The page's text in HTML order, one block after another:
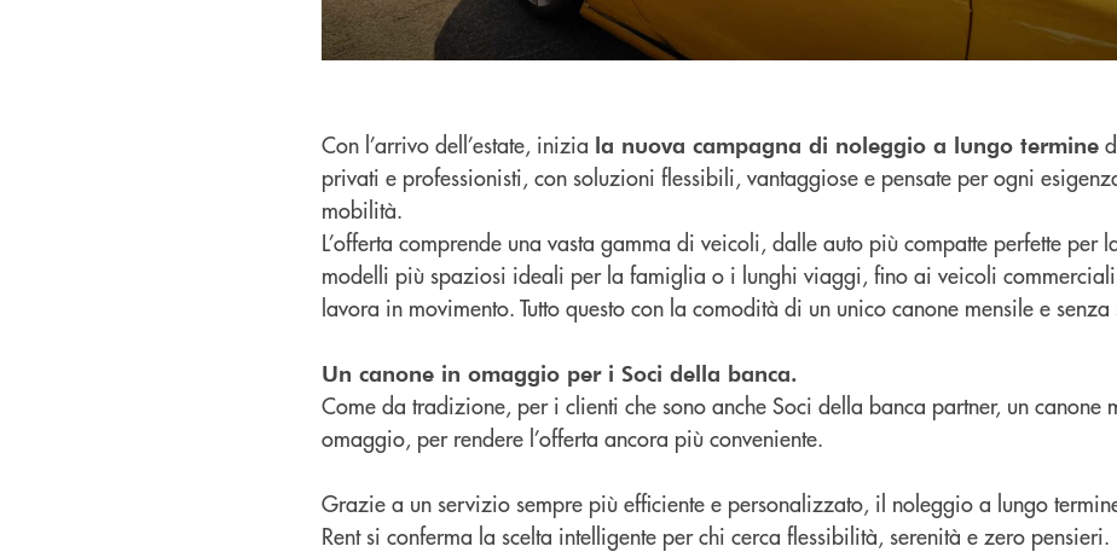
Con l’arrivo dell’estate, inizia la nuova campagna di noleggio a lungo termine
privati e professionisti, con soluzioni flessibili, vantaggiose e pensate per ogni
mobilità.
L’offerta comprende una vasta gamma di veicoli, dalle auto più compatte perfette per
modelli più spaziosi ideali per la famiglia o i lunghi viaggi, fino ai veicoli
lavora in movimento. Tutto questo con la comodità di un unico canone mensile e senza
Un canone in omaggio per i Soci della banca.
Come da tradizione, per i clienti che sono anche Soci della banca partner, un canone
omaggio, per rendere l’offerta ancora più conveniente.
Grazie a un servizio sempre più efficiente e personalizzato, il noleggio a lungo
Rent si conferma la scelta intelligente per chi cerca flessibilità, serenità e zero pensieri.